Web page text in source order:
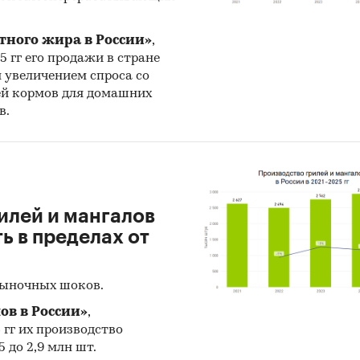
показателей компаний, актуальную
основных учредителей и т.д.
развития рынка полимерных пористых
прогноз развития рынка полимерных пористых
на основе ретроспективных данных с
макроэкономические тренды,
отрасли и т.д.
количество страниц может отличаться от
TK Solutions
Россия
жира в России»,
гг его продажи в стране
спроса со
кормов для домашних
и мангалов
в пределах от
шоков.
в России»,
их производство
до 2,9 млн шт.